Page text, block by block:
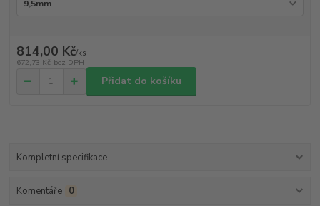
814,00 Kč/ks
672,73 Kč bez DPH
Přidat do košíku
Kompletní specifikace
Komentáře 0